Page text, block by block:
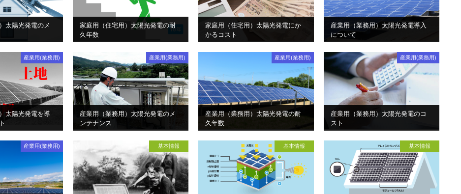
太陽光発電のメ
家庭用（住宅用）太陽光発電の耐
久年数
家庭用（住宅用）太陽光発電にか
かるコスト
産業用（業務用）太陽光発電導入
について
産業用(業務用)
太陽光発電を導
産業用(業務用)
産業用（業務用）太陽光発電のメ
ンテナンス
産業用(業務用)
産業用（業務用）太陽光発電の耐
久年数
産業用(業務用)
産業用（業務用）太陽光発電のコ
スト
産業用(業務用) 基本情報 基本情報 基本情報